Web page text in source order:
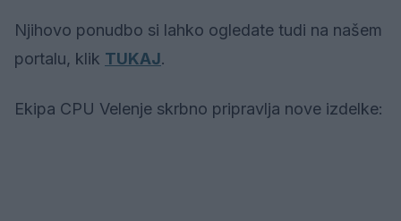
Njihovo ponudbo si lahko ogledate tudi na našem
portalu, klik TUKAJ.
Ekipa CPU Velenje skrbno pripravlja nove izdelke: